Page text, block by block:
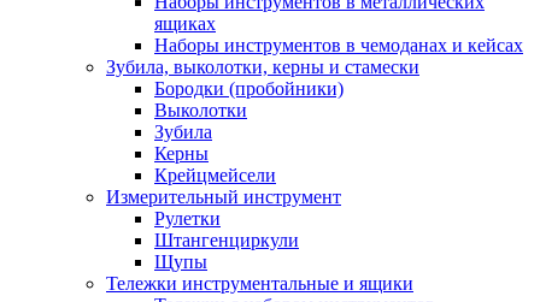
ящиках
Наборы инструментов в чемоданах и кейсах
Зубила, выколотки, керны и стамески
Бородки (пробойники)
Выколотки
Зубила
Керны
Крейцмейсели
Измерительный инструмент
Рулетки
Штангенциркули
Щупы
Тележки инструментальные и ящики